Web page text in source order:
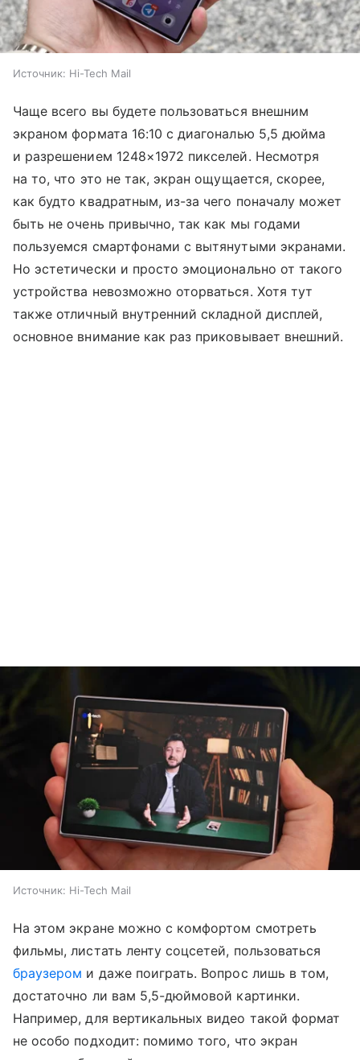
Источник: Hi-Tech Mail
Чаще всего вы будете пользоваться внешним
экраном формата 16:10 с диагональю 5,5 дюйма
и разрешением 1248×1972 пикселей. Несмотря
на то, что это не так, экран ощущается, скорее,
как будто квадратным, из-за чего поначалу может
быть не очень привычно, так как мы годами
пользуемся смартфонами с вытянутыми экранами.
Но эстетически и просто эмоционально от такого
устройства невозможно оторваться. Хотя тут
также отличный внутренний складной дисплей,
основное внимание как раз приковывает внешний.
Источник: Hi-Tech Mail
На этом экране можно с комфортом смотреть
фильмы, листать ленту соцсетей, пользоваться
браузером и даже поиграть. Вопрос лишь в том,
достаточно ли вам 5,5-дюймовой картинки.
Например, для вертикальных видео такой формат
не особо подходит: помимо того, что экран